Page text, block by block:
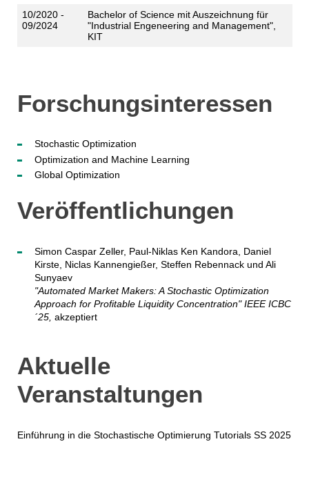
10/2020 -
09/2024
Bachelor of Science mit Auszeichnung für
"Industrial Engeneering and Management",
KIT
Forschungsinteressen
Stochastic Optimization
Optimization and Machine Learning
Global Optimization
Veröffentlichungen
Simon Caspar Zeller, Paul-Niklas Ken Kandora, Daniel
Kirste, Niclas Kannengießer, Steffen Rebennack und Ali
Sunyaev
"Automated Market Makers: A Stochastic Optimization
Approach for Profitable Liquidity Concentration" IEEE ICBC
´25, akzeptiert
Aktuelle
Veranstaltungen
Einführung in die Stochastische Optimierung Tutorials SS 2025